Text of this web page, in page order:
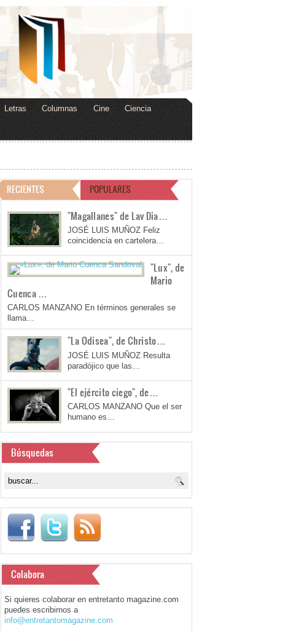
Letras Columnas Cine Ciencia
RECIENTES POPULARES
"Magallanes" de Lav Dia…
JOSÉ LUIS MUÑOZ Feliz
coincidencia en cartelera…
"Lux", de
Mario
Cuenca …
CARLOS MANZANO En términos generales se
llama…
"La Odisea", de Christo…
JOSÉ LUIS MUÑOZ Resulta
paradójico que las…
"El ejército ciego", de…
CARLOS MANZANO Que el ser
humano es…
Búsquedas
Colabora
Si quieres colaborar en entretanto magazine.com
puedes escribirnos a
info@entretantomagazine.com